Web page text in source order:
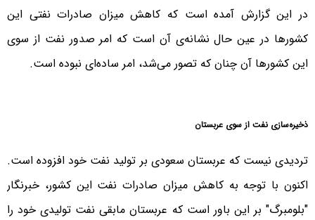
در این گزارش آمده است که کاهش میزان صادرات نفتی این
کشورها در عین حال نشانه‌ی آن است که امر صدور نفت از سوی
این کشورها آن چنان که تصور می‌شد، امر ساده‌ای نبوده است.
ذخیره‌سازی نفت از سوی عربستان
تردیدی نیست که عربستان سعودی بر تولید نفت خود افزوده است.
اکنون با توجه به کاهش میزان صادرات نفت این کشور، خبرنگار
"بلومبرگ" بر این باور است که عربستان مابقی نفت تولیدی خود را